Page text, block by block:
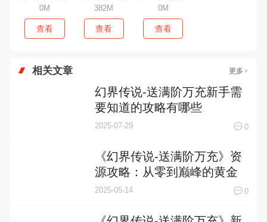
0M
查看
382M
查看
0M
查看
相关文章 更多
幻界传说-送满阶万充新手需
要知道的攻略有哪些
2025-07-29 0
《幻界传说-送满阶万充》资
源攻略：从零到巅峰的黄金
分配法则
2025-05-14 0